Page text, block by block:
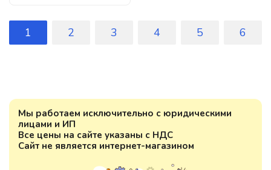
Мы работаем исключительно с юридическими
лицами и ИП
Все цены на сайте указаны с НДС
Сайт не является интернет-магазином
1 2 3 4 5 6